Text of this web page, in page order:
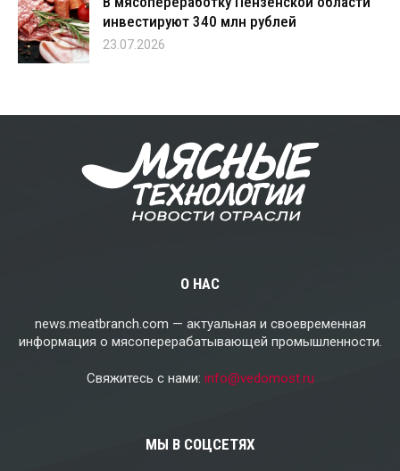
инвестируют 340 млн рублей
23.07.2026
О НАС
news.meatbranch.com — актуальная и своевременная
информация о мясоперерабатывающей промышленности.
Свяжитесь с нами: info@vedomost.ru
МЫ В СОЦСЕТЯХ